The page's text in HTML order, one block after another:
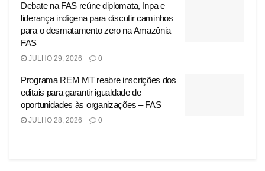
Debate na FAS reúne diplomata, Inpa e
liderança indígena para discutir caminhos
para o desmatamento zero na Amazônia –
FAS
JULHO 29, 2026 0
Programa REM MT reabre inscrições dos
editais para garantir igualdade de
oportunidades às organizações – FAS
JULHO 28, 2026 0